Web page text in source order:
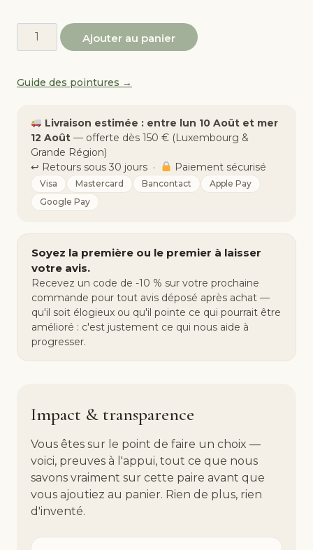
quantité
de
Obe
AppleSkin,
noir
Ajouter au panier
Guide des pointures →
Livraison estimée : entre lun 10 Août et mer
12 Août — offerte dès 150 € (Luxembourg &
Grande Région)
↩︎ Retours sous 30 jours ·
Paiement sécurisé
Visa Mastercard Bancontact
Apple Pay
Google Pay
Soyez la première ou le premier à laisser
votre avis.
Recevez un code de -10 % sur votre prochaine
commande pour tout avis déposé après achat —
qu'il soit élogieux ou qu'il pointe ce qui pourrait être
amélioré : c'est justement ce qui nous aide à
progresser.
Impact & transparence
Vous êtes sur le point de faire un choix —
voici, preuves à l'appui, tout ce que nous
savons vraiment sur cette paire avant que
vous ajoutiez au panier. Rien de plus, rien
d'inventé.